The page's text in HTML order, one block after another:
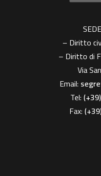
– Diritto
– Diritto di
Via
Email:
Tel:
Fax: